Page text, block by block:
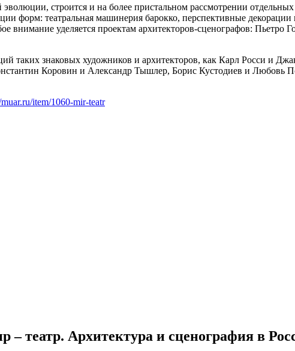
строится и на более пристальном рассмотрении
форм: театральная машинерия барокко, перспективные
внимание уделяется проектам архитекторов-сценографов: Пьетро
таких знаковых художников и архитекторов, как Карл Росси и
Коровин и Александр Тышлер, Борис Кустодиев и Любовь
item/1060-mir-teatr
театр. Архитектура и сценография в